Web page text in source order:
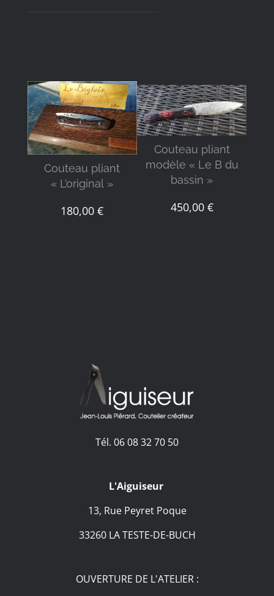
DÉTAILS
Couteau pliant
« L’original »
180,00€
DÉTAILS
Couteau pliant
modèle « Le B du
bassin »
450,00 €
Tél. 06 08 32 70 50
L'Aiguiseur
13, Rue Peyret Poque
33260 LA TESTE-DE-BUCH
OUVERTURE DE L'ATELIER :